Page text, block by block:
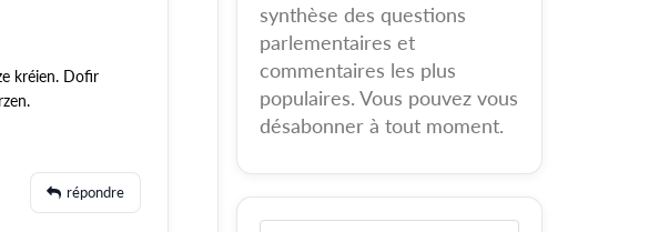
kréien. Dofir
répondre
synthèse des questions
parlementaires et
commentaires les plus
populaires. Vous pouvez vous
désabonner à tout moment.